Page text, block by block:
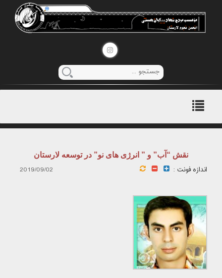
منوی
اصلی
نقش “آب” و ” انرژی های نو” در توسعه لارستان
اندازه فونت : 2019/09/02